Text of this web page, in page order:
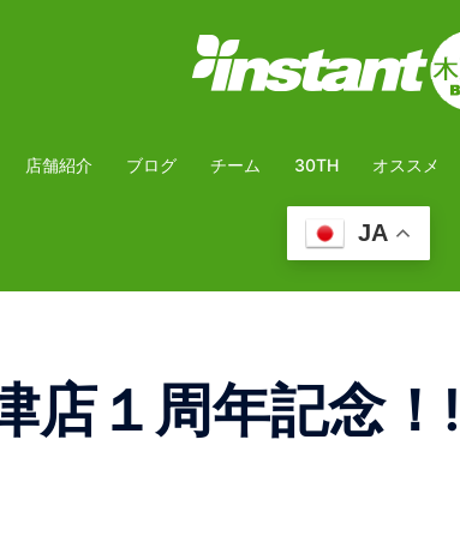
店舗紹介 ブログ チーム 30TH オススメ
JA
店１周年記念！!